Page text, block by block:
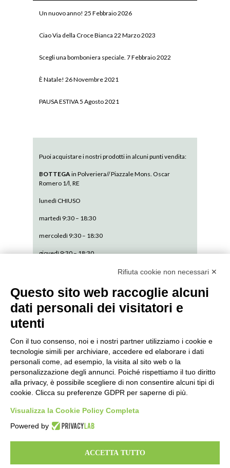
Un nuovo anno! 25 Febbraio 2026
Ciao Via della Croce Bianca 22 Marzo 2023
Scegli una bomboniera speciale. 7 Febbraio 2022
È Natale! 26 Novembre 2021
PAUSA ESTIVA5 Agosto 2021
Puoi acquistare i nostri prodotti in alcuni punti vendita:
BOTTEGA in Polveriera// Piazzale Mons. Oscar
Romero 1/l, RE
lunedì CHIUSO
martedì 9:30 – 18:30
mercoledì 9:30 – 18:30
giovedì 9:30 – 18:30
sabato 9:30 – 13:30
domenica CHIUSO
SEDE AMMINISTRATIVA // via De Pisis 9,
42124 Reggio Emilia ITALY// P. IVA: 01541120356//
Rifiuta cookie non necessari ✕
Questo sito web raccoglie alcuni
dati personali dei visitatori e
utenti
Con il tuo consenso, noi e i nostri partner utilizziamo i cookie e
tecnologie simili per archiviare, accedere ed elaborare i dati
personali come, ad esempio, la visita al sito web o la
personalizzazione degli annunci. Poiché rispettiamo il tuo diritto
alla privacy, è possibile scegliere di non consentire alcuni tipi di
cookie. Clicca su preferenze GDPR per saperne di più.
Visualizza la Cookie Policy Completa
Powered by
ACCETTA TUTTO